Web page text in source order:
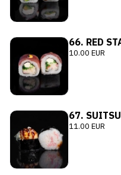
66. RED
10.00 EUR
67.
11.00 EUR